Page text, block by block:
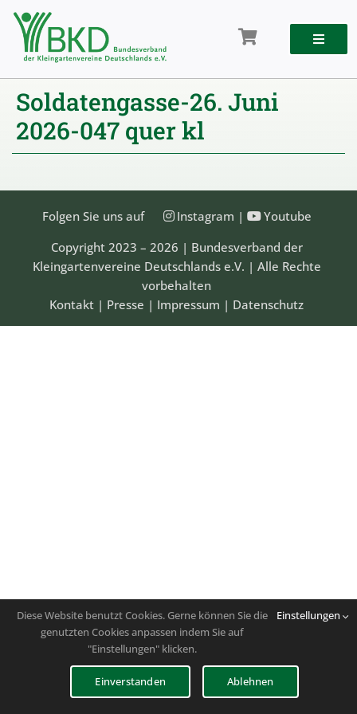
Zum
Inhalt
springen
Soldatengasse-26. Juni
2026-047 quer kl
Folgen Sie uns auf Instagram |
Youtube
Copyright 2023 – 2026 | Bundesverband der
Kleingartenvereine Deutschlands e.V. | Alle Rechte
vorbehalten
Kontakt | Presse | Impressum | Datenschutz
Diese Website benutzt Cookies. Gerne können Sie die
genutzten Cookies anpassen indem Sie auf
"Einstellungen" klicken.
Einstellungen
Einverstanden Ablehnen